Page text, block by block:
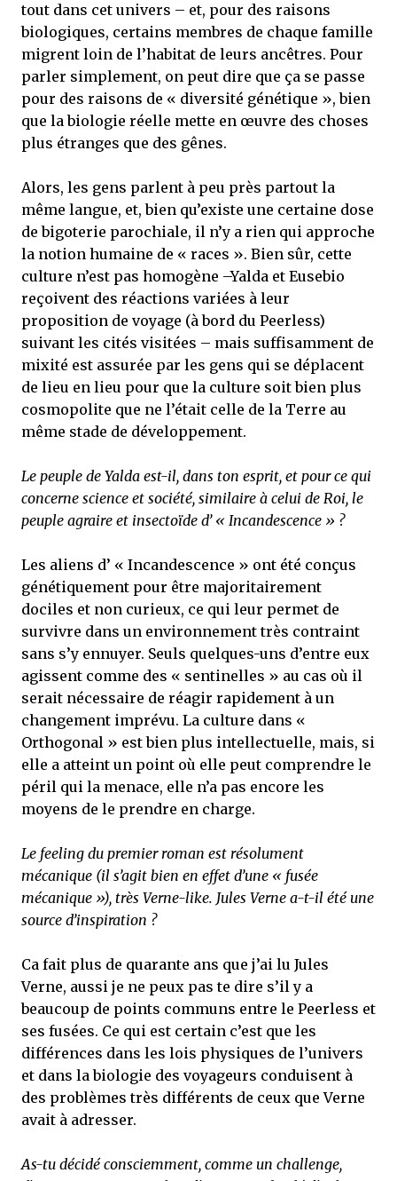
tout dans cet univers – et, pour des raisons
biologiques, certains membres de chaque famille
migrent loin de l’habitat de leurs ancêtres. Pour
parler simplement, on peut dire que ça se passe
pour des raisons de « diversité génétique », bien
que la biologie réelle mette en œuvre des choses
plus étranges que des gênes.
Alors, les gens parlent à peu près partout la
même langue, et, bien qu’existe une certaine dose
de bigoterie parochiale, il n’y a rien qui approche
la notion humaine de « races ». Bien sûr, cette
culture n’est pas homogène –Yalda et Eusebio
reçoivent des réactions variées à leur
proposition de voyage (à bord du Peerless)
suivant les cités visitées – mais suffisamment de
mixité est assurée par les gens qui se déplacent
de lieu en lieu pour que la culture soit bien plus
cosmopolite que ne l’était celle de la Terre au
même stade de développement.
Le peuple de Yalda est-il, dans ton esprit, et pour ce qui
concerne science et société, similaire à celui de Roi, le
peuple agraire et insectoïde d’ « Incandescence » ?
Les aliens d’ « Incandescence » ont été conçus
génétiquement pour être majoritairement
dociles et non curieux, ce qui leur permet de
survivre dans un environnement très contraint
sans s’y ennuyer. Seuls quelques-uns d’entre eux
agissent comme des « sentinelles » au cas où il
serait nécessaire de réagir rapidement à un
changement imprévu. La culture dans «
Orthogonal » est bien plus intellectuelle, mais, si
elle a atteint un point où elle peut comprendre le
péril qui la menace, elle n’a pas encore les
moyens de le prendre en charge.
Le feeling du premier roman est résolument
mécanique (il s’agit bien en effet d’une « fusée
mécanique »), très Verne-like. Jules Verne a-t-il été une
source d’inspiration ?
Ca fait plus de quarante ans que j’ai lu Jules
Verne, aussi je ne peux pas te dire s’il y a
beaucoup de points communs entre le Peerless et
ses fusées. Ce qui est certain c’est que les
différences dans les lois physiques de l’univers
et dans la biologie des voyageurs conduisent à
des problèmes très différents de ceux que Verne
avait à adresser.
As-tu décidé consciemment, comme un challenge,